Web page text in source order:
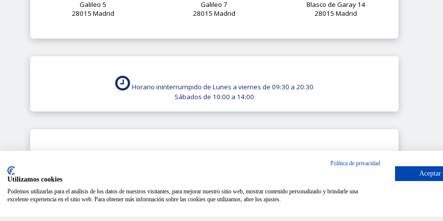
Galileo 5
28015 Madrid
Galileo 7
28015 Madrid
Blasco de Garay 14
28015 Madrid
Horario ininterrumpido de Lunes a viernes de 09:30 a 20:30
Sábados de 10:00 a 14:00
BMW X7 M50i
Política de privacidad
Utilizamos cookies
Podemos utilizarlas para el análisis de los datos de nuestros visitantes, para mejorar nuestro sitio web, mostrar contenido personalizado y brindarle una
excelente experiencia en el sitio web. Para obtener más información sobre las cookies que utilizamos, abre los ajustes.
Aceptar